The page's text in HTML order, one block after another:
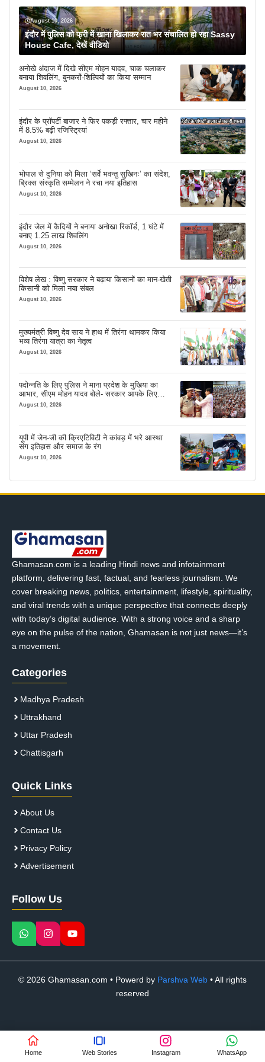
August 10, 2026
इंदौर में पुलिस को फ्री में खाना खिलाकर रात भर संचालित हो रहा Sassy
House Cafe, देखें वीडियो
अनोखे अंदाज में दिखे सीएम मोहन यादव, चाक चलाकर
बनाया शिवलिंग, बुनकरों-शिल्पियों का किया सम्मान
August 10, 2026
इंदौर के प्रॉपर्टी बाजार ने फिर पकड़ी रफ्तार, चार महीने
में 8.5% बढ़ी रजिस्ट्रियां
August 10, 2026
भोपाल से दुनिया को मिला ‘सर्वे भवन्तु सुखिनः’ का संदेश,
ब्रिक्स संस्कृति सम्मेलन ने रचा नया इतिहास
August 10, 2026
इंदौर जेल में कैदियों ने बनाया अनोखा रिकॉर्ड, 1 घंटे में
बनाए 1.25 लाख शिवलिंग
August 10, 2026
विशेष लेख : विष्णु सरकार ने बढ़ाया किसानों का मान-खेती
किसानी को मिला नया संबल
August 10, 2026
मुख्यमंत्री विष्णु देव साय ने हाथ में तिरंगा थामकर किया
भव्य तिरंगा यात्रा का नेतृत्व
August 10, 2026
पदोन्नति के लिए पुलिस ने माना प्रदेश के मुखिया का
आभार, सीएम मोहन यादव बोले- सरकार आपके लिए
सबकुछ करेगी
August 10, 2026
यूपी में जेन-जी की क्रिएटिविटी ने कांवड़ में भरे आस्था
संग इतिहास और समाज के रंग
August 10, 2026
Ghamasan.com is a leading Hindi news and infotainment
platform, delivering fast, factual, and fearless journalism. We
cover breaking news, politics, entertainment, lifestyle, spirituality,
and viral trends with a unique perspective that connects deeply
with today’s digital audience. With a strong voice and a sharp
eye on the pulse of the nation, Ghamasan is not just news—it’s
a movement.
Categories
Madhya Pradesh
Uttrakhand
Uttar Pradesh
Chattisgarh
Quick Links
About Us
Contact Us
Privacy Policy
Advertisement
Follow Us
© 2026 Ghamasan.com • Powerd by Parshva Web • All rights
reserved
Home Web Stories Instagram WhatsApp